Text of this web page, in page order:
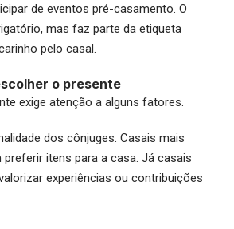
de eventos pré-casamento. O
mas faz parte da etiqueta
pelo casal.
o presente
exige atenção a alguns fatores.
dos cônjuges. Casais mais
itens para a casa. Já casais
experiências ou contribuições